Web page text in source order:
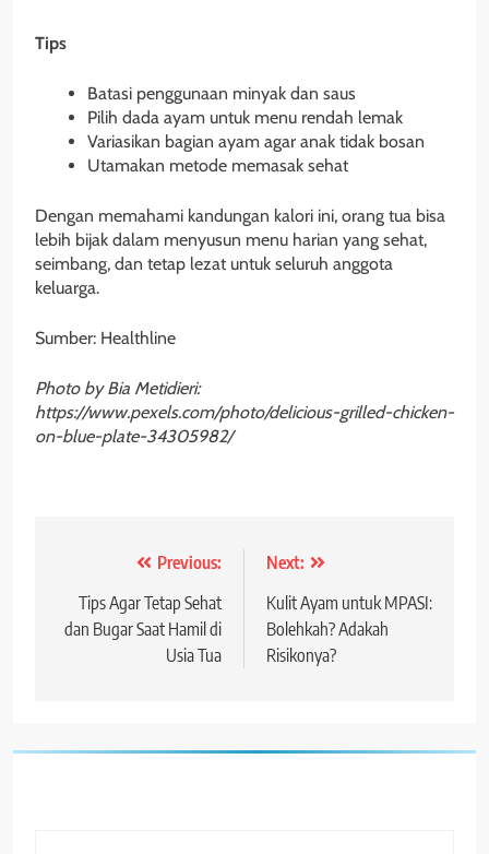
Tips
Batasi penggunaan minyak dan saus
Pilih dada ayam untuk menu rendah lemak
Variasikan bagian ayam agar anak tidak bosan
Utamakan metode memasak sehat
Dengan memahami kandungan kalori ini, orang tua bisa
lebih bijak dalam menyusun menu harian yang sehat,
seimbang, dan tetap lezat untuk seluruh anggota
keluarga.
Sumber: Healthline
Photo by Bia Metidieri:
https://www.pexels.com/photo/delicious-grilled-chicken-
on-blue-plate-34305982/
navigation
Previous:
Tips Agar Tetap Sehat
dan Bugar Saat Hamil di
Usia Tua
Next:
Kulit Ayam untuk MPASI:
Bolehkah? Adakah
Risikonya?